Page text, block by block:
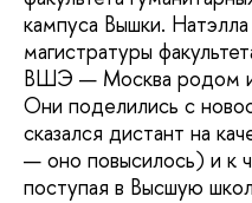
кампуса Вышки.
магистратуры
ВШЭ — Москва родом
Они поделились с
сказался дистант на
— оно повысилось) и к
поступая в Высшую